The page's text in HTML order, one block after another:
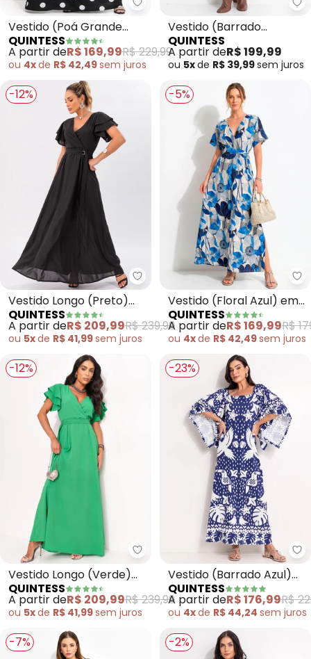
Quintess - Vestido (Poá
Vestido (Poá Grande
Preto) em Poliéster
QUINTESS
A partir deR$ 169,99R$ 229,99
ou 4xde R$ 42,49sem juros
Vestido (Barrado
Tropical Verde) em
Malha Fria
QUINTESS
A partir deR$ 199,99
ou 5xde R$ 39,99sem juros
-12%
Quintess - Vestido Longo
Vestido Longo (Preto)
com Cinto
QUINTESS
A partir deR$ 209,99R$ 239,99
ou 5xde R$ 41,99sem juros
-5%
Vestido (Floral Azul) em
Malha Fria
QUINTESS
A partir deR$ 169,99R$
ou 4xde R$ 42,49sem juros
-12%
Quintess - Vestido Longo
Vestido Longo (Verde)
com Cinto
QUINTESS
A partir deR$ 209,99R$ 239,99
ou 5xde R$ 41,99sem juros
-23%
Vestido (Barrado Azul)
em Malha Fria
QUINTESS
A partir deR$ 176,99R$
ou 4xde R$ 44,24 sem juros
-7% -2%